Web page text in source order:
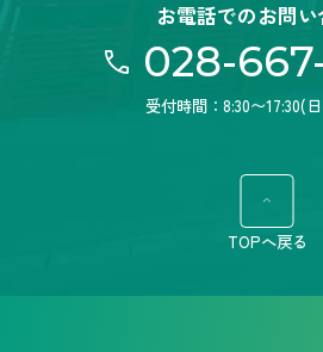
お電話でのお問
028-
受付時間：8:30〜17:30(
TOPへ戻る